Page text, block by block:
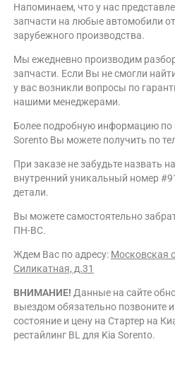
Напоминаем, что у нас
запчасти на любые автомобили
зарубежного производства.
Мы ежедневно производим
запчасти. Если Вы не смогли
у вас возникли вопросы по
нашими менеджерами.
Более подробную информацию
Sorento Вы можете получить по
При заказе не забудьте назвать
внутренний уникальный номер
детали.
Вы можете самостоятельно
ПН-ВС.
Ждем Вас по адресу: Московская
Силикатная, д.31
ВНИМАНИЕ! Данные на сайте
выездом обязательно позвоните
состояние и цену на Стартер на
рестайлинг BL для Kia Sorento.